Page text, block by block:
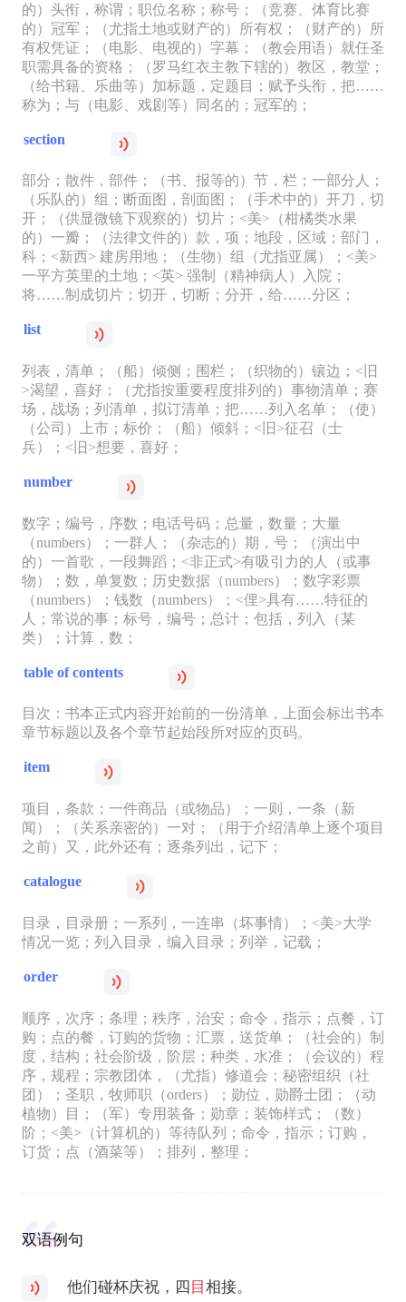
的）头衔，称谓；职位名称；称号；（竞赛、体育比赛
的）冠军；（尤指土地或财产的）所有权；（财产的）所
有权凭证；（电影、电视的）字幕；（教会用语）就任圣
职需具备的资格；（罗马红衣主教下辖的）教区，教堂；
（给书籍、乐曲等）加标题，定题目；赋予头衔，把……
称为；与（电影、戏剧等）同名的；冠军的；
section
部分；散件，部件；（书、报等的）节，栏；一部分人；
（乐队的）组；断面图，剖面图；（手术中的）开刀，切
开；（供显微镜下观察的）切片；<美>（柑橘类水果
的）一瓣；（法律文件的）款，项；地段，区域；部门，
科；<新西> 建房用地；（生物）组（尤指亚属）；<美>
一平方英里的土地；<英> 强制（精神病人）入院；
将……制成切片；切开，切断；分开，给……分区；
list
列表，清单；（船）倾侧；围栏；（织物的）镶边；<旧
>渴望，喜好；（尤指按重要程度排列的）事物清单；赛
场，战场；列清单，拟订清单；把……列入名单；（使）
（公司）上市；标价；（船）倾斜；<旧>征召（士
兵）；<旧>想要，喜好；
number
数字；编号，序数；电话号码；总量，数量；大量
（numbers）；一群人；（杂志的）期，号；（演出中
的）一首歌，一段舞蹈；<非正式>有吸引力的人（或事
物）；数，单复数；历史数据（numbers）；数字彩票
（numbers）；钱数（numbers）；<俚>具有……特征的
人；常说的事；标号，编号；总计；包括，列入（某
类）；计算，数；
table of contents
目次：书本正式内容开始前的一份清单，上面会标出书本
章节标题以及各个章节起始段所对应的页码。
item
项目，条款；一件商品（或物品）；一则，一条（新
闻）；（关系亲密的）一对；（用于介绍清单上逐个项目
之前）又，此外还有；逐条列出，记下；
catalogue
目录，目录册；一系列，一连串（坏事情）；<美>大学
情况一览；列入目录，编入目录；列举，记载；
order
顺序，次序；条理；秩序，治安；命令，指示；点餐，订
购；点的餐，订购的货物；汇票，送货单；（社会的）制
度，结构；社会阶级，阶层；种类，水准；（会议的）程
序，规程；宗教团体，（尤指）修道会；秘密组织（社
团）；圣职，牧师职（orders）；勋位，勋爵士团；（动
植物）目；（军）专用装备；勋章；装饰样式；（数）
阶；<美>（计算机的）等待队列；命令，指示；订购，
订货；点（酒菜等）；排列，整理；
双语例句
他们碰杯庆祝，四 目相接。